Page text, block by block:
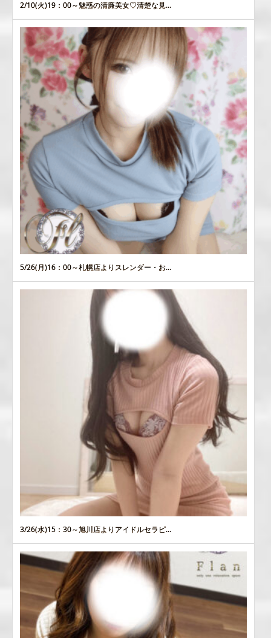
2/10(火)19：00～魅惑の清廉美女♡清楚な見...
5/26(月)16：00～札幌店よりスレンダー・お...
3/26(水)15：30～旭川店よりアイドルセラピ...